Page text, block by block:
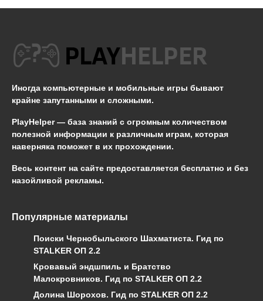
Иногда компьютерные и мобильные игры бывают
крайне запутанными и сложными.
PlayHelper — база знаний с огромным количеством
полезной информации к различным играм, которая
наверняка поможет в их прохождении.
Весь контент на сайте предоставляется бесплатно и без
назойливой рекламы.
Популярные материалы
Поиски Чернобыльского Шахматиста. Гид по
STALKER ОП 2.2
Кровавый эндшпиль и Братство
Малокровников. Гид по STALKER ОП 2.2
Долина Шорохов. Гид по STALKER ОП 2.2